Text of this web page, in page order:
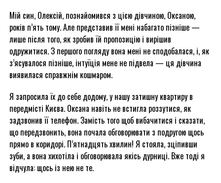
Мій син, Олексій, познайомився з цією дівчиною, Оксаною,
років п’ять тому. Але представив її мені набагато пізніше —
лише після того, як зробив їй пропозицію і вирішив
одружитися. З першого погляду вона мені не сподобалася, і, як
з’ясувалося пізніше, інтуїція мене не підвела — ця дівчина
виявилася справжнім кошмаром.
Я запросила їх до себе додому, у нашу затишну квартиру в
передмісті Києва. Оксана навіть не встигла роззутися, як
задзвонив її телефон. Замість того щоб вибачитися і сказати,
що передзвонить, вона почала обговорювати з подругою щось
прямо в коридорі. П’ятнадцять хвилин! Я стояла, зціпивши
зуби, а вона хихотіла і обговорювала якісь дурниці. Вже тоді я
відчула: щось із нею не те.